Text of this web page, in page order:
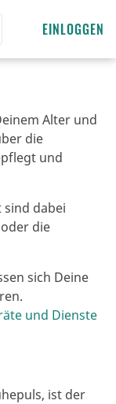
EINLOGGEN
Alter und
die
und
sind dabei
die
sich Deine
und Dienste
ist der